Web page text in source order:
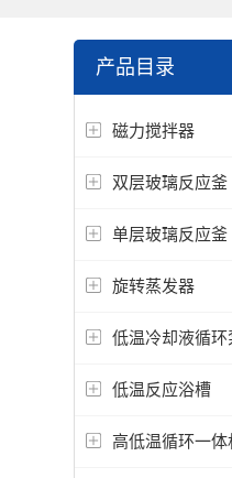
产品目录
磁力搅拌器
双层玻璃反应釜
单层玻璃反应釜
旋转蒸发器
低温冷却液循环
低温反应浴槽
高低温循环一体